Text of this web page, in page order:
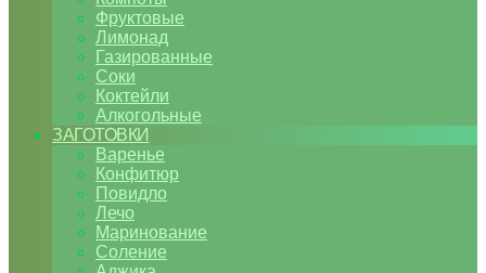
Фруктовые
Лимонад
Газированные
Соки
Коктейли
Алкогольные
ЗАГОТОВКИ
Варенье
Конфитюр
Повидло
Лечо
Маринование
Соление